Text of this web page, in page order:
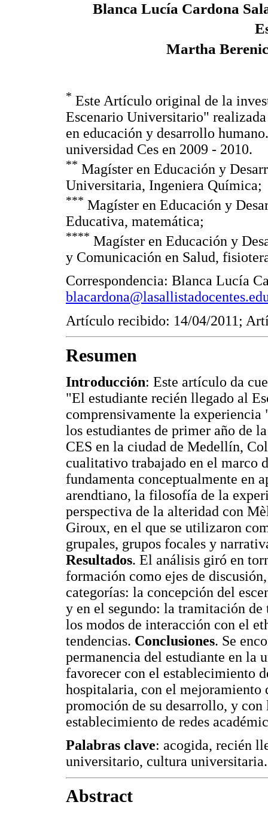
Blanca Lucía Cardona
Martha
* Este Artículo original de la
Escenario Universitario"
en educación y desarrollo
universidad Ces en 2009 - 2010.
** Magíster en Educación y
Universitaria, Ingeniera Química;
*** Magíster en Educación y
Educativa, matemática;
**** Magíster en Educación y
y Comunicación en Salud,
Correspondencia: Blanca Lucía
Artículo recibido: 14/04/2011;
Resumen
Introducción: Este artículo da
"El estudiante recién llegado al
comprensivamente la
los estudiantes de primer año de
CES en la ciudad de Medellín,
cualitativo trabajado en el marco
fundamenta conceptualmente en
arendtiano, la filosofía de la
perspectiva de la alteridad con
Giroux, en el que se utilizaron
grupales, grupos focales y
Resultados. El análisis giró en
formación como ejes de
categorías: la concepción del
y en el segundo: la tramitación
los modos de interacción con el
tendencias. Conclusiones. Se
permanencia del estudiante en la
favorecer con el establecimiento
hospitalaria, con el mejoramiento
promoción de su desarrollo, y
establecimiento de redes
Palabras clave: acogida, recién
universitario, cultura universitaria.
Abstract